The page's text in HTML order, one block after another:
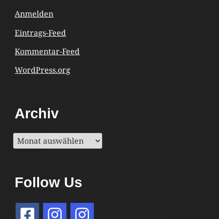
Anmelden
Eintrags-Feed
Kommentar-Feed
WordPress.org
Archiv
Archiv
Follow Us